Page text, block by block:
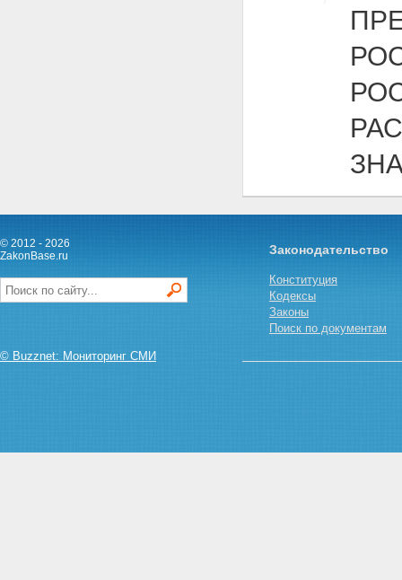
© 2012 - 2026
ZakonBase.ru
© Buzznet: Мониторинг СМИ
Законодательство
Конституция
Кодексы
Законы
Поиск по документам